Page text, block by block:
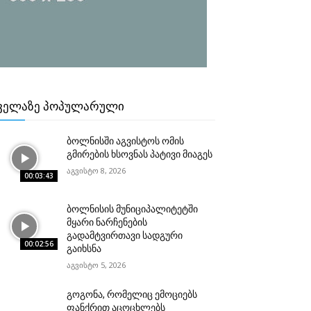
ᲞᲝᲞᲣᲚᲐᲠᲣᲚᲘ
00:03:43
ბოლნისში აგვისტოს ომის
გმირების ხსოვნას პატივი მიაგეს
აგვისტო 8, 2026
00:02:56
ბოლნისის მუნიციპალიტეტში
მყარი ნარჩენების
გადამტვირთავი სადგური
გაიხსნა
აგვისტო 5, 2026
გოგონა, რომელიც ემოციებს
ფანქრით აცოცხლებს